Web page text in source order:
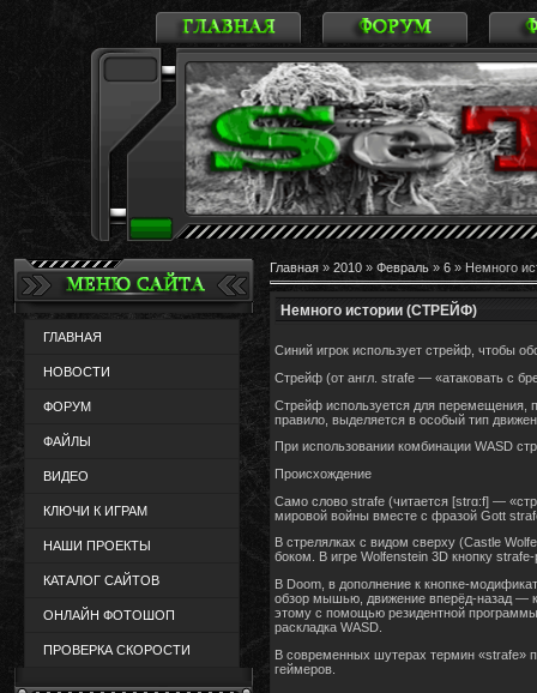
ГЛАВНАЯ
НОВОСТИ
ФОРУМ
ФАЙЛЫ
ВИДЕО
КЛЮЧИ К ИГРАМ
НАШИ ПРОЕКТЫ
КАТАЛОГ САЙТОВ
ОНЛАЙН ФОТОШОП
ПРОВЕРКА СКОРОСТИ
Главная » 2010 » Февраль » 6 » Немного
Немного истории (СТРЕЙФ)
Синий игрок использует стрейф, чтобы
Стрейф (от англ. strafe — «атаковать с
Стрейф используется для перемещения,
правило, выделяется в особый тип
При использовании комбинации WASD
Происхождение
Само слово strafe (читается [strɑ:f] —
мировой войны вместе с фразой Gott
В стрелялках с видом сверху (Castle
боком. В игре Wolfenstein 3D кнопку
В Doom, в дополнение к кнопке-
обзор мышью, движение вперёд-назад —
этому с помощью резидентной
раскладка WASD.
В современных шутерах термин «strafe»
геймеров.